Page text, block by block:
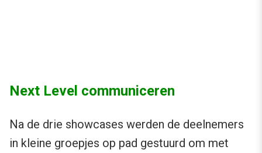
Next Level communiceren
Na de drie showcases werden de deelnemers
in kleine groepjes op pad gestuurd om met